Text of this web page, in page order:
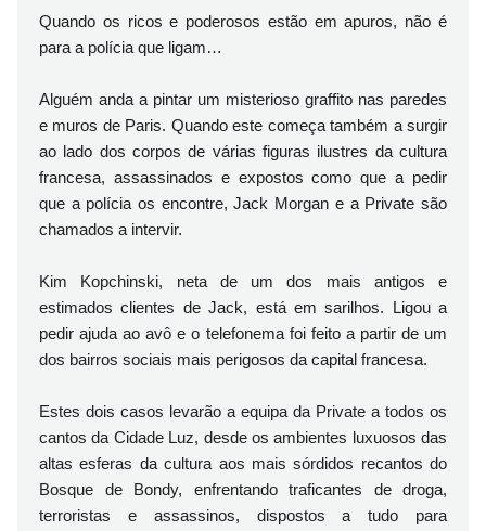
Quando os ricos e poderosos estão em apuros, não é
para a polícia que ligam…
Alguém anda a pintar um misterioso graffito nas paredes
e muros de Paris. Quando este começa também a surgir
ao lado dos corpos de várias figuras ilustres da cultura
francesa, assassinados e expostos como que a pedir
que a polícia os encontre, Jack Morgan e a Private são
chamados a intervir.
Kim Kopchinski, neta de um dos mais antigos e
estimados clientes de Jack, está em sarilhos. Ligou a
pedir ajuda ao avô e o telefonema foi feito a partir de um
dos bairros sociais mais perigosos da capital francesa.
Estes dois casos levarão a equipa da Private a todos os
cantos da Cidade Luz, desde os ambientes luxuosos das
altas esferas da cultura aos mais sórdidos recantos do
Bosque de Bondy, enfrentando traficantes de droga,
terroristas e assassinos, dispostos a tudo para